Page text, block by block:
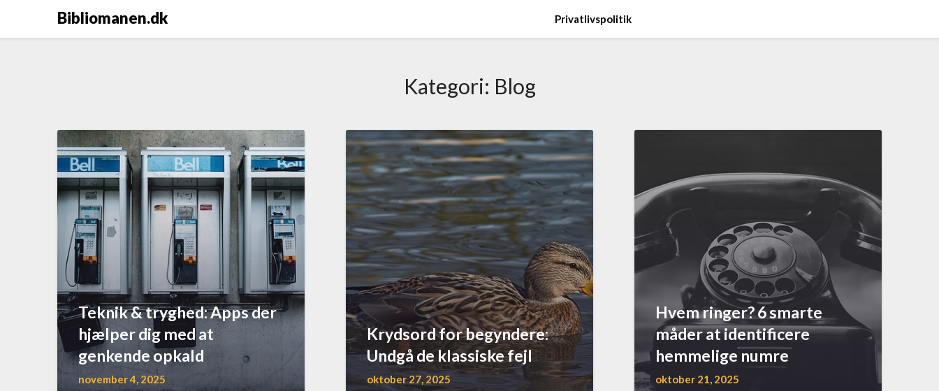
Bibliomanen.dk Privatlivspolitik
Kategori: Blog
Teknik & tryghed: Apps der
hjælper dig med at
genkende opkald
november 4, 2025
Krydsord for begyndere:
Undgå de klassiske fejl
oktober 27, 2025
Hvem ringer? 6 smarte
måder at identificere
hemmelige numre
oktober 21, 2025